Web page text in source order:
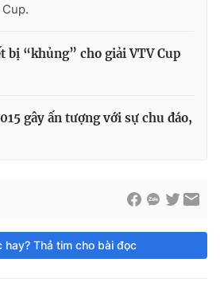
bị “khủng” cho giải VTV Cup
gây ấn tượng với sự chu đáo,
hay? Thả tim cho bài đọc